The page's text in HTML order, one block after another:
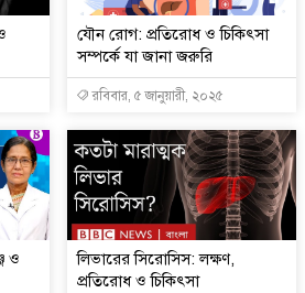
যৌন রোগ: প্রতিরোধ ও চিকিৎসা
সম্পর্কে যা জানা জরুরি
রবিবার, ৫ জানুয়ারী, ২০২৫
ও
লিভারের সিরোসিস: লক্ষণ,
প্রতিরোধ ও চিকিৎসা